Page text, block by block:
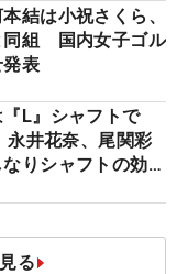
しギア”】
結は小祝さくら、
同組 国内女子ゴル
表
L』シャフトで
井花奈、尾関彩
りシャフトの効果
る